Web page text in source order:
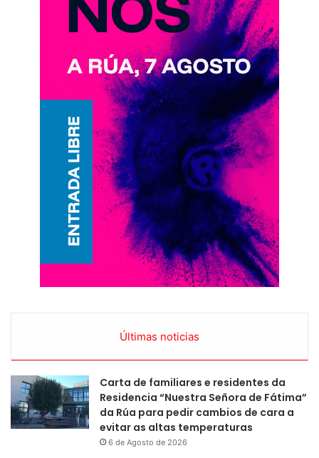
Últimas noticias
Carta de familiares e residentes da
Residencia “Nuestra Señora de Fátima”
da Rúa para pedir cambios de cara a
evitar as altas temperaturas
6 de Agosto de 2026